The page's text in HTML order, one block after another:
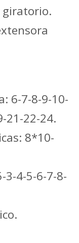
giratorio.
6-7-8-9-10-
21-22-24.
8*10-
3-4-5-6-7-8-